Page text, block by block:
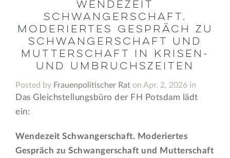
Wendezeit
Schwangerschaft.
Moderiertes Gespräch zu
Schwangerschaft und
Mutterschaft in Krisen-
und Umbruchszeiten
Posted by Frauenpolitischer Rat on Apr. 2, 2026 in
Das Gleichstellungsbüro der FH Potsdam lädt
ein:
Wendezeit Schwangerschaft. Moderiertes
Gespräch zu Schwangerschaft und Mutterschaft